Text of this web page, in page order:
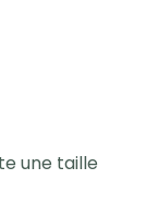
une taille